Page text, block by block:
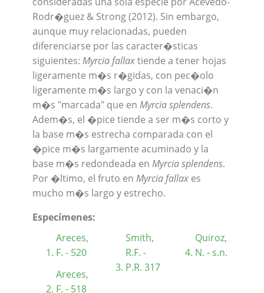
Rodr�guez & Strong (2012). Sin embargo,
aunque muy relacionadas, pueden
diferenciarse por las caracter�sticas
siguientes: Myrcia fallaxtiende a tener hojas
ligeramente m�s r�gidas, con pec�olo
ligeramente m�s largo y con la venaci�n
m�s "marcada" que en Myrcia splendens.
Adem�s, el �pice tiende a ser m�s corto y
la base m�s estrecha comparada con el
�pice m�s largamente acuminado y la
base m�s redondeada en Myrcia splendens.
Por �ltimo, el fruto en Myrcia fallaxes
mucho m�s largo y estrecho.
Especímenes:
Areces,
F. - 520
Areces,
F. - 518
Smith,
R.F. -
P.R. 317
Quiroz,
N. - s.n.